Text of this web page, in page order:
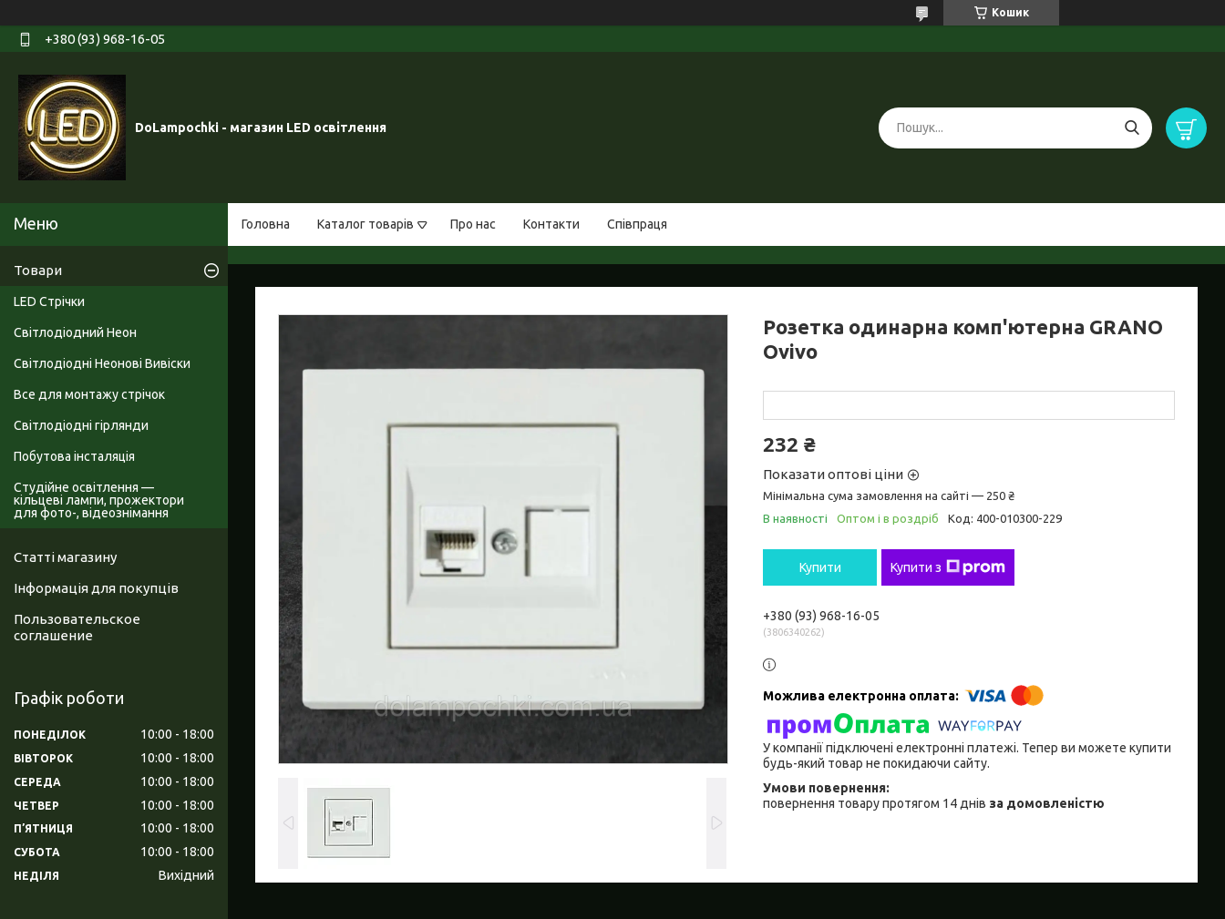
Кошик
+380 (93) 968-16-05
DoLampochki - магазин LED освітлення
Головна Каталог товарів Про нас Контакти Співпраця
Розетка одинарна комп'ютерна GRANO
Ovivo
232 ₴
Показати оптові ціни
Мінімальна сума замовлення на сайті — 250 ₴
В наявності
Оптом і в роздріб Код: 400-010300-229
Купити Купити з
+380 (93) 968-16-05
3806340262
У компанії підключені електронні платежі. Тепер ви можете купити
будь-який товар не покидаючи сайту.
повернення товару протягом 14 днів за домовленістю
Товари
LED Стрічки
Світлодіодний Неон
Світлодіодні Неонові Вивіски
Все для монтажу стрічок
Світлодіодні гірлянди
Побутова інсталяція
Студійне освітлення —
кільцеві лампи, прожектори
для фото-, відеознімання
Статті магазину
Інформація для покупців
Пользовательское
соглашение
Графік роботи
ПОНЕДІЛОК 10:00 18:00
ВІВТОРОК 10:00 18:00
СЕРЕДА 10:00 18:00
ЧЕТВЕР 10:00 18:00
ПʼЯТНИЦЯ 10:00 18:00
СУБОТА 10:00 18:00
НЕДІЛЯ Вихідний